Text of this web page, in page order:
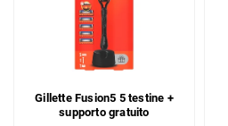
Gillette Fusion5 5 testine +
supporto gratuito